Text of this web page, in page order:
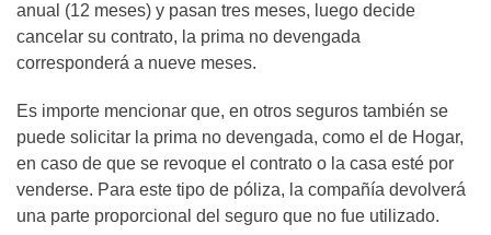
anual (12 meses) y pasan tres meses, luego decide
cancelar su contrato, la prima no devengada
corresponderá a nueve meses.
Es importe mencionar que, en otros seguros también se
puede solicitar la prima no devengada, como el de Hogar,
en caso de que se revoque el contrato o la casa esté por
venderse. Para este tipo de póliza, la compañía devolverá
una parte proporcional del seguro que no fue utilizado.